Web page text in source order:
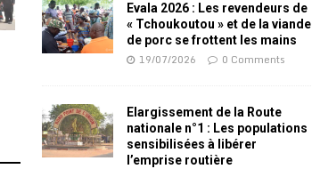
Evala 2026 : Les revendeurs de
« Tchoukoutou » et de la viande
de porc se frottent les mains
19/07/2026 0 Comments
Elargissement de la Route
nationale n°1 : Les populations
sensibilisées à libérer
l’emprise routière